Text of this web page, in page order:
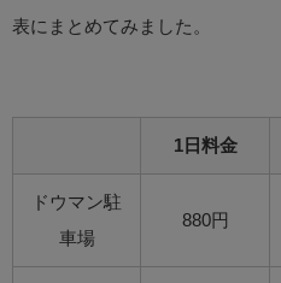
表にまとめてみました。
1日料金
ドウマン駐
車場
880円